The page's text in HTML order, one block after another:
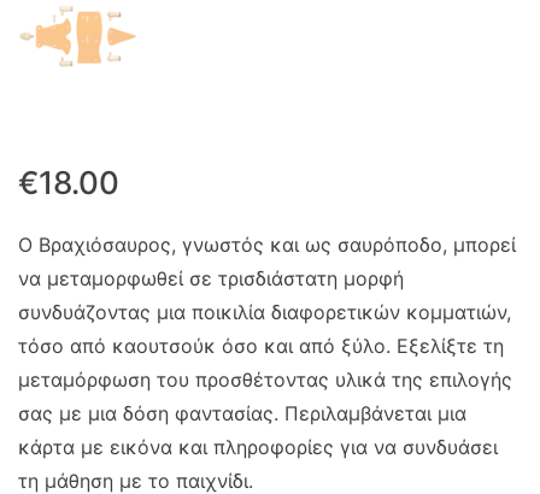
€18.00
Ο Βραχιόσαυρος, γνωστός και ως σαυρόποδο, μπορεί
να μεταμορφωθεί σε τρισδιάστατη μορφή
συνδυάζοντας μια ποικιλία διαφορετικών κομματιών,
τόσο από καουτσούκ όσο και από ξύλο. Εξελίξτε τη
μεταμόρφωση του προσθέτοντας υλικά της επιλογής
σας με μια δόση φαντασίας. Περιλαμβάνεται μια
κάρτα με εικόνα και πληροφορίες για να συνδυάσει
τη μάθηση με το παιχνίδι.